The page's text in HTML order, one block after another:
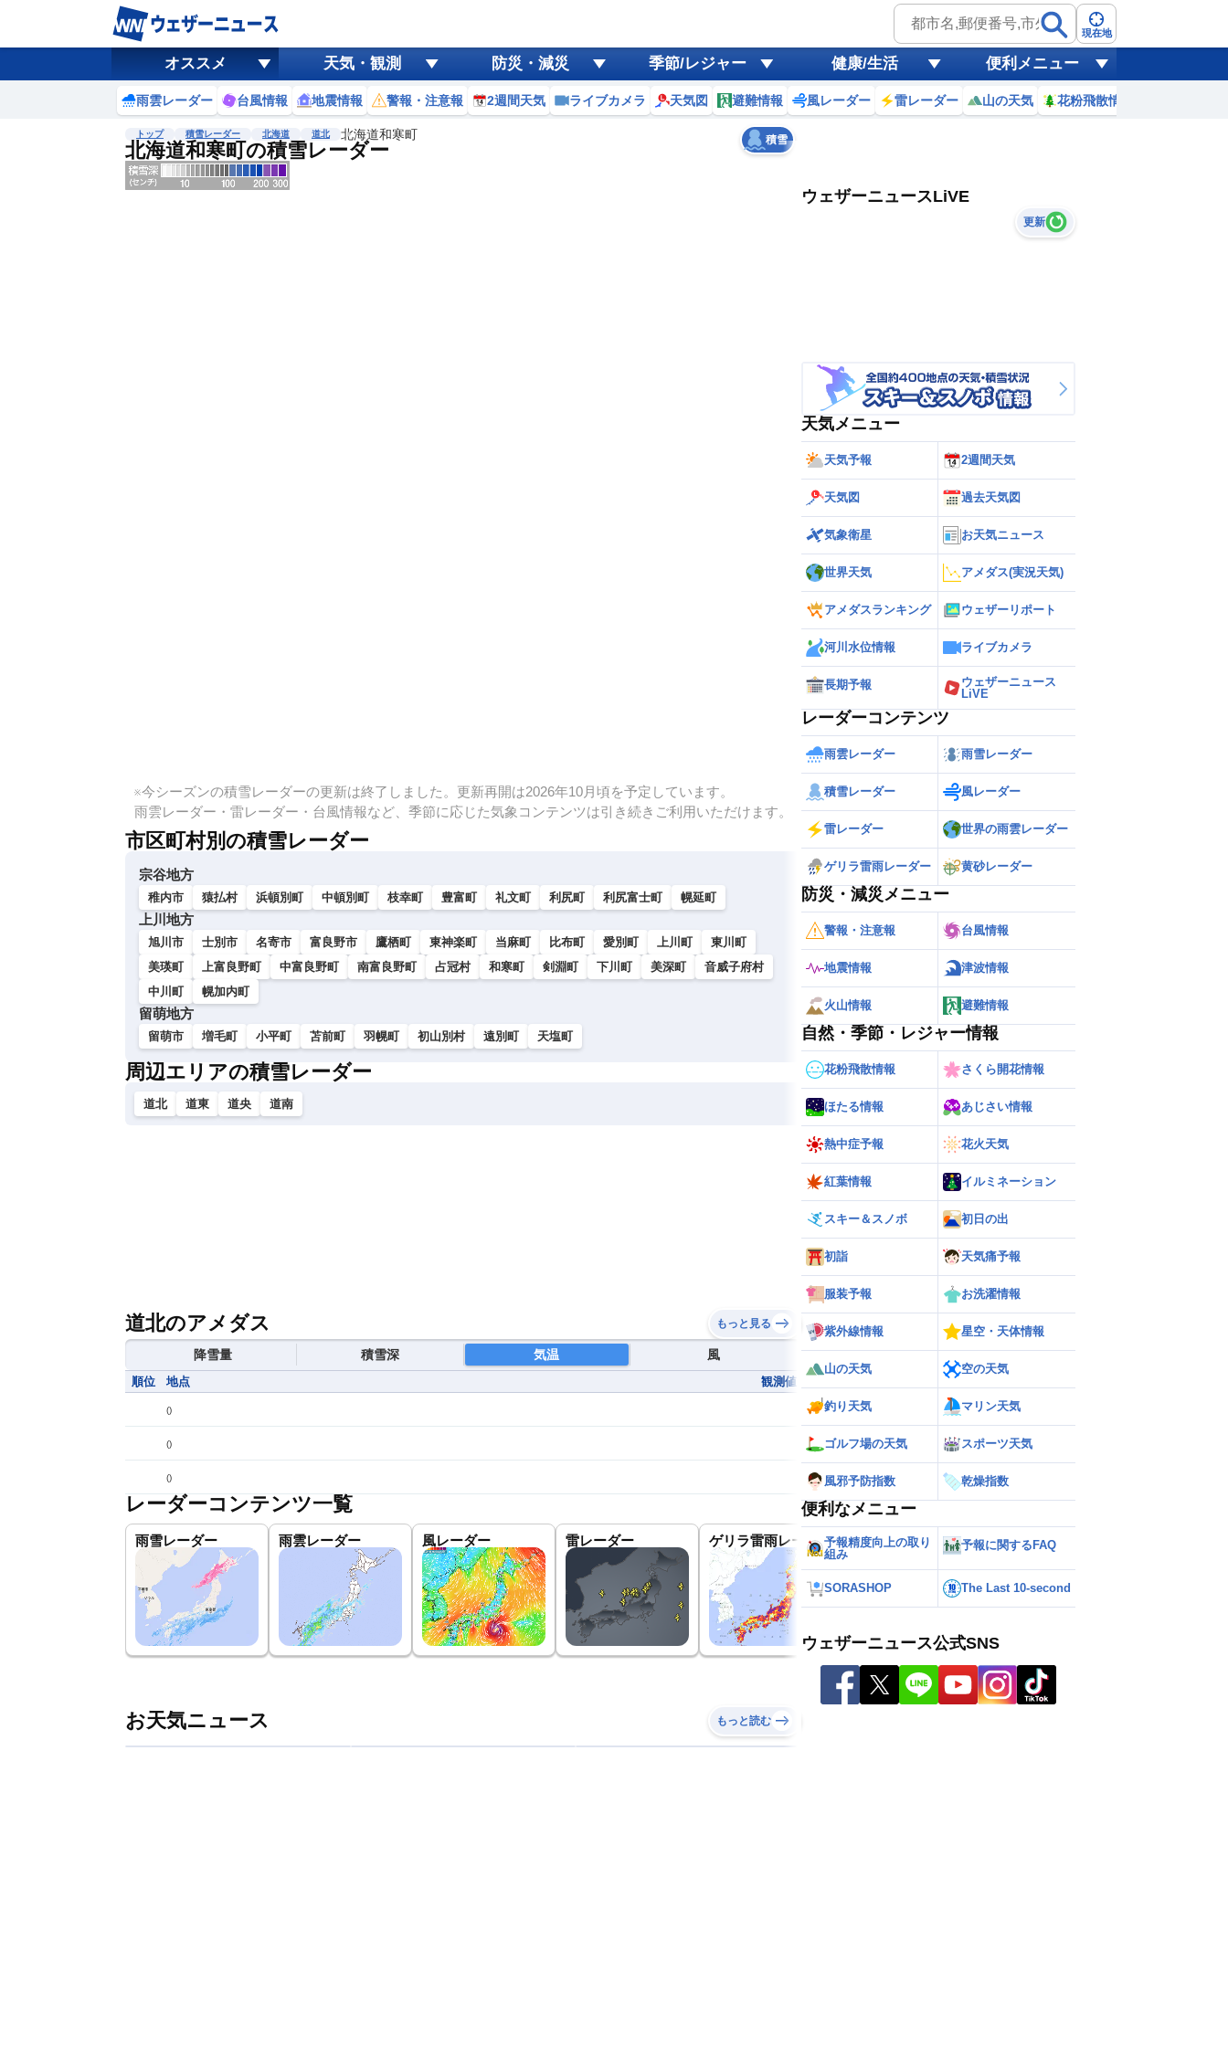
現在地
オススメ 天気・観測 防災・減災 季節/レジャー 健康/生活 便利メニュー
雨雲レーダー 台風情報 地震情報 警報・注意報 2週間天気 ライブカメラ 天気図 避難情報 風レーダー 雷レーダー 山の天気 花粉飛散情報
トップ 積雪レーダー 北海道 道北 北海道和寒町
北海道和寒町の積雪レーダー 積雪
黄砂
天気 台風
※今シーズンの積雪レーダーの更新は終了しました。更新再開は2026年10月頃を予定しています。
雨雲レーダー・雷レーダー・台風情報など、季節に応じた気象コンテンツは引き続きご利用いただけます。
市区町村別の積雪レーダー
宗谷地方
稚内市 猿払村 浜頓別町 中頓別町 枝幸町 豊富町 礼文町 利尻町 利尻富士町 幌延町
上川地方
旭川市 士別市 名寄市 富良野市 鷹栖町 東神楽町 当麻町 比布町 愛別町 上川町
東川町
美瑛町
上富良野町 中富良野町 南富良野町 占冠村 和寒町 剣淵町 下川町 美深町
音威子府村
中川町
幌加内町
留萌地方
留萌市 増毛町 小平町 苫前町 羽幌町 初山別村 遠別町 天塩町
周辺エリアの積雪レーダー
道北 道東 道央 道南
道北のアメダス もっと見る
降雪量 積雪深 気温 風
順位 地点 観測値
()
()
()
レーダーコンテンツ一覧
雨雪レーダー 雨雲レーダー 風レーダー 雷レーダー ゲリラ雷雨レーダー 世界の雨雲レーダー
お天気ニュース もっと読む
ウェザーニュースLiVE
更新
天気メニュー
天気予報 2週間天気
天気図 過去天気図
気象衛星 お天気ニュース
世界天気 アメダス(実況天気)
アメダスランキング ウェザーリポート
河川水位情報 ライブカメラ
長期予報
ウェザーニュース
LiVE
レーダーコンテンツ
雨雲レーダー 雨雪レーダー
積雪レーダー 風レーダー
雷レーダー 世界の雨雲レーダー
ゲリラ雷雨レーダー 黄砂レーダー
防災・減災メニュー
警報・注意報 台風情報
地震情報 津波情報
火山情報 避難情報
自然・季節・レジャー情報
花粉飛散情報 さくら開花情報
ほたる情報 あじさい情報
熱中症予報 花火天気
紅葉情報 イルミネーション
スキー＆スノボ 初日の出
初詣 天気痛予報
服装予報 お洗濯情報
紫外線情報 星空・天体情報
山の天気 空の天気
釣り天気 マリン天気
ゴルフ場の天気 スポーツ天気
風邪予防指数 乾燥指数
便利なメニュー
予報精度向上の取り
組み
予報に関するFAQ
SORASHOP The Last 10-second
ウェザーニュース公式SNS